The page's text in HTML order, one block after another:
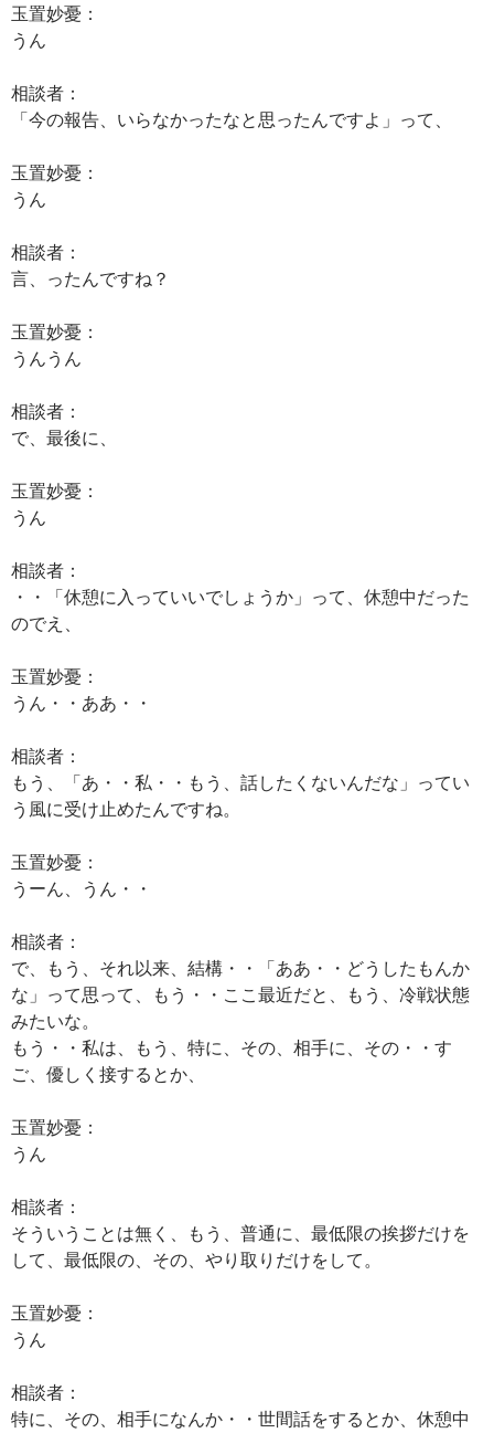
玉置妙憂：
うん
相談者：
「今の報告、いらなかったなと思ったんですよ」って、
玉置妙憂：
うん
相談者：
言、ったんですね？
玉置妙憂：
うんうん
相談者：
で、最後に、
玉置妙憂：
うん
相談者：
・・「休憩に入っていいでしょうか」って、休憩中だった
のでえ、
玉置妙憂：
うん・・ああ・・
相談者：
もう、「あ・・私・・もう、話したくないんだな」ってい
う風に受け止めたんですね。
玉置妙憂：
うーん、うん・・
相談者：
で、もう、それ以来、結構・・「ああ・・どうしたもんか
な」って思って、もう・・ここ最近だと、もう、冷戦状態
みたいな。
もう・・私は、もう、特に、その、相手に、その・・す
ご、優しく接するとか、
玉置妙憂：
うん
相談者：
そういうことは無く、もう、普通に、最低限の挨拶だけを
して、最低限の、その、やり取りだけをして。
玉置妙憂：
うん
相談者：
特に、その、相手になんか・・世間話をするとか、休憩中